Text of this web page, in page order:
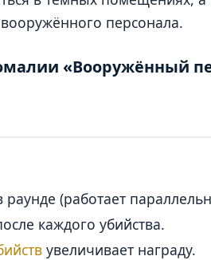
персонала.
«Вооружённый
(работает
каждого убийства.
увеличивает награду.